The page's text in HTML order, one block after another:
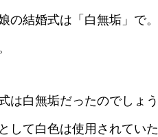
の結婚式は「白無垢」で。
は白無垢だったのでしょう
して白色は使用されていた